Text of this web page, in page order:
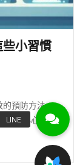
小習慣
的預防方法，
👋 小心腸病
習慣開始